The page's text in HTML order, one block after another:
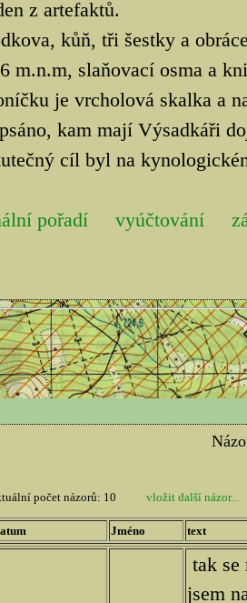
z artefaktů.
kůň, tři šestky a
m.n.m, slaňovací osma a
je vrcholová skalka a
kam mají Výsadkáři
cíl byl na
pořadí vyúčtování